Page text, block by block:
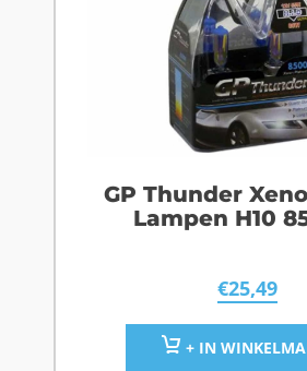
GP Thunder
Lampen H10
€25,49
+ IN